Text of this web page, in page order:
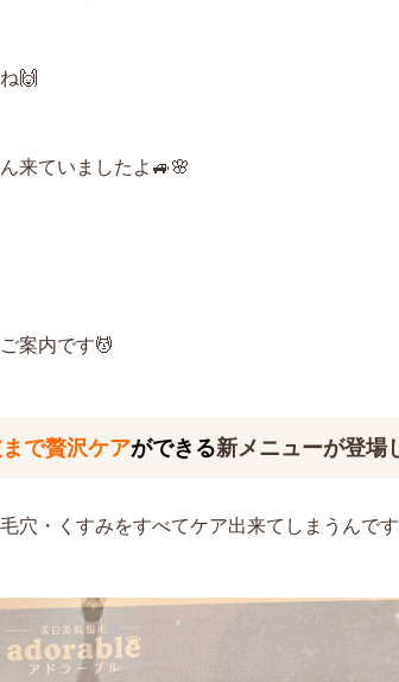
🙌
来ていましたよ🚙🌸
案内です💆
で贅沢ケアができる新メニューが登場
穴・くすみをすべてケア出来てしまうんです